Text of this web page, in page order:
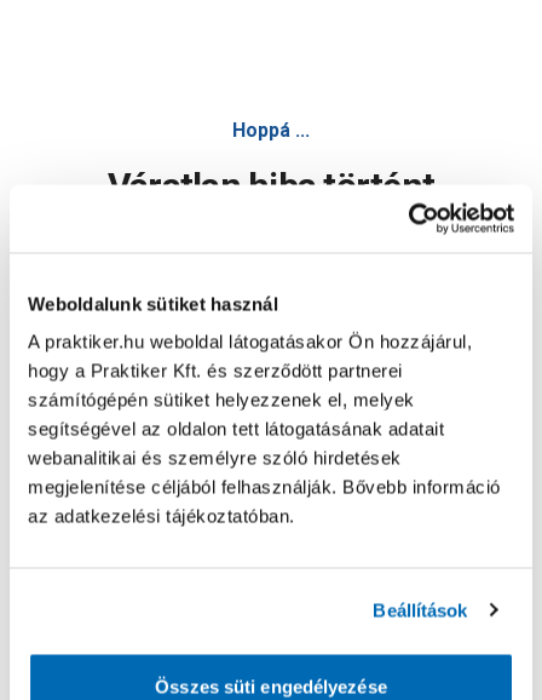
Weboldalunk sütiket használ
A praktiker.hu weboldal látogatásakor Ön hozzájárul,
hogy a Praktiker Kft. és szerződött partnerei
számítógépén sütiket helyezzenek el, melyek
segítségével az oldalon tett látogatásának adatait
webanalitikai és személyre szóló hirdetések
megjelenítése céljából felhasználják. Bővebb információ
az adatkezelési tájékoztatóban.
Beállítások
Összes süti engedélyezése
Hoppá ...
Váratlan hiba történt
Oldal újratöltése